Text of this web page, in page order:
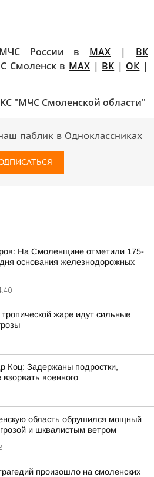
МЧС России в MAX | ВК
Смоленск в MAX | BK | ОК |
"МЧС Смоленской области"
паблик в Одноклассниках
На Смоленщине отметили 175-
основания железнодорожных
жаре идут сильные
Коц: Задержаны подростки,
военного
область обрушился мощный
и шквалистым ветром
произошло на смоленских